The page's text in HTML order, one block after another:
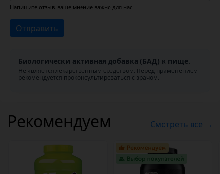
Напишите отзыв, ваше мнение важно для нас.
Отправить
Биологически активная добавка (БАД) к пище.
Не является лекарственным средством. Перед применением
рекомендуется проконсультироваться с врачом.
Рекомендуем Смотреть все →